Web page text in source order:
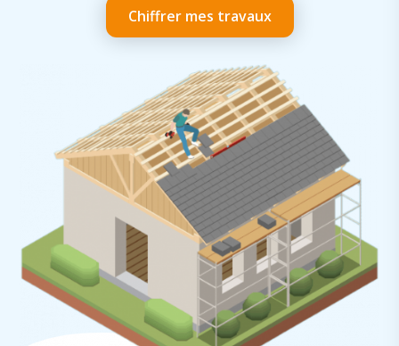
Chiffrer mes travaux